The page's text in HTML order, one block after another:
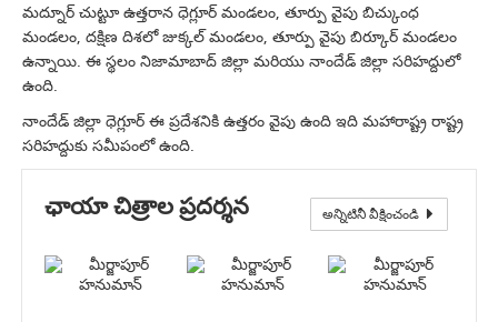
మద్నూర్ చుట్టూ ఉత్తరాన ధెగ్లూర్ మండలం, తూర్పు వైపు బిచ్కుంధ
మండలం, దక్షిణ దిశలో జుక్కల్ మండలం, తూర్పు వైపు బిర్కూర్ మండలం
ఉన్నాయి. ఈ స్థలం నిజామాబాద్ జిల్లా మరియు నాందేడ్ జిల్లా సరిహద్దులో
ఉంది.
నాందేడ్ జిల్లా ధెగ్లూర్ ఈ ప్రదేశనికి ఉత్తరం వైపు ఉంది ఇది మహారాష్ట్ర రాష్ట్ర
సరిహద్దుకు సమీపంలో ఉంది.
ఛాయా చిత్రాల ప్రదర్శన అన్నిటినీ వీక్షించండి
మీర్జాపూర్ హనుమాన్ ఆలయం(మద్నూర్ మండలం)